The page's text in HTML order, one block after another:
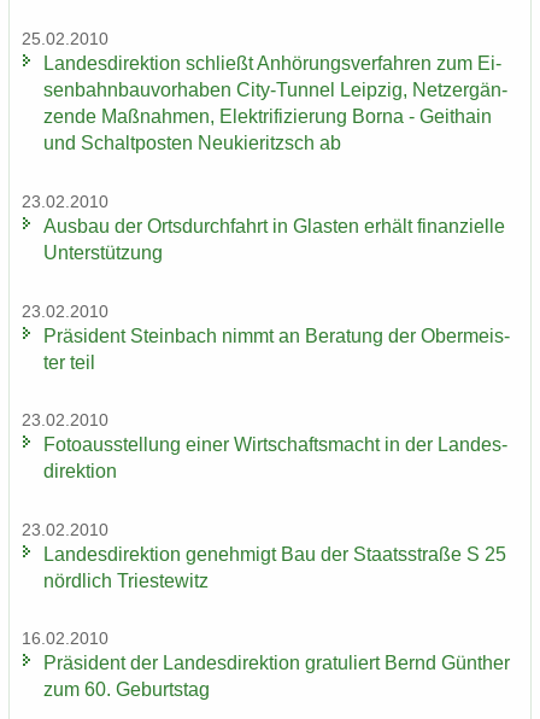
25.02.2010
Lan­des­di­rek­ti­on schließt An­hö­rungs­ver­fah­ren zum Ei­
sen­bahn­bau­vor­ha­ben City-​Tunnel Leip­zig, Netz­er­gän­
zen­de Maß­nah­men, Elek­tri­fi­zie­rung Borna - Geit­hain
und Schalt­pos­ten Neu­kie­ritzsch ab
23.02.2010
Aus­bau der Orts­durch­fahrt in Glas­ten er­hält fi­nan­zi­el­le
Un­ter­stüt­zung
23.02.2010
Prä­si­dent Stein­bach nimmt an Be­ra­tung der Ober­meis­
ter teil
23.02.2010
Fo­to­aus­stel­lung einer Wirt­schafts­macht in der Lan­des­
di­rek­ti­on
23.02.2010
Lan­des­di­rek­ti­on ge­neh­migt Bau der Staats­stra­ße S 25
nörd­lich Tri­es­te­witz
16.02.2010
Prä­si­dent der Lan­des­di­rek­ti­on gra­tu­liert Bernd Gün­ther
zum 60. Ge­burts­tag